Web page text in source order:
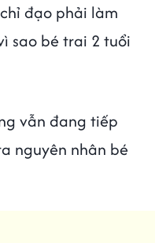
đạo phải làm
sao bé trai 2 tuổi
vẫn đang tiếp
nguyên nhân bé